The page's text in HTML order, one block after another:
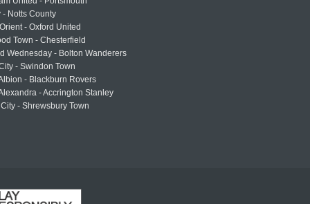
- Notts County
- Oxford United
Town - Chesterfield
Wednesday - Bolton Wanderers
- Swindon Town
- Blackburn Rovers
- Accrington Stanley
- Shrewsbury Town